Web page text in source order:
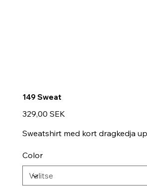
149 Sweat
Hinta
329,00 SEK
Sweatshirt med kort dragkedja
Color